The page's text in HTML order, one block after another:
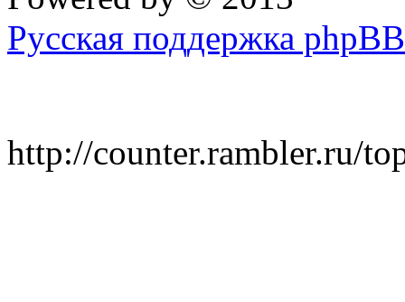
Русская поддержка phpBB
http://counter.rambler.ru/